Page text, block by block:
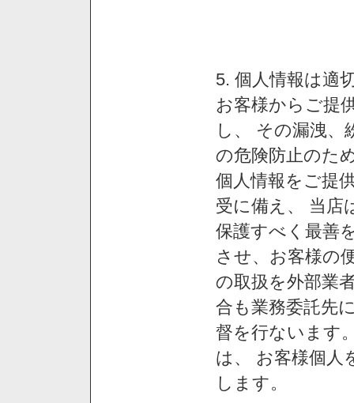
5. 個人情報は適
お客様からご提
し、 その漏洩、
の危険防止のた
個人情報をご提
受に備え、 当店
保護すべく最善
させ、お客様の
の取扱を外部業
合も業務委託先
督を行ないます
は、 お客様個人
します。